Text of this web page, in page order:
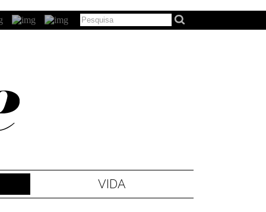
VIDA